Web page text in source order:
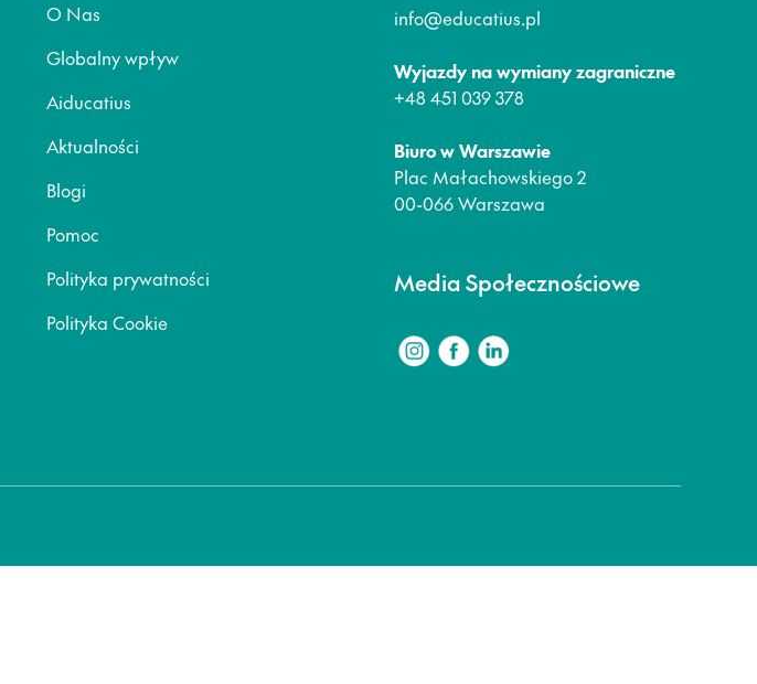
O Nas
Globalny wpływ
Aiducatius
Aktualności
Blogi
Pomoc
Polityka prywatności
Polityka Cookie
info@educatius.pl
Wyjazdy na wymiany zagraniczne
+48 451 039 378
Biuro w Warszawie
Plac Małachowskiego 2
00-066 Warszawa
Media Społecznościowe